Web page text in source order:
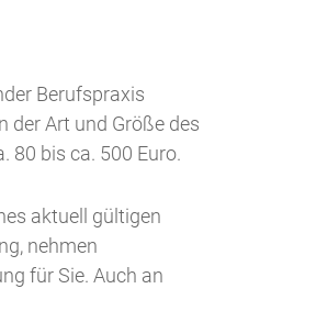
Berufspraxis
der Art und Größe des
80 bis ca. 500 Euro.
aktuell gültigen
nehmen
für Sie. Auch an